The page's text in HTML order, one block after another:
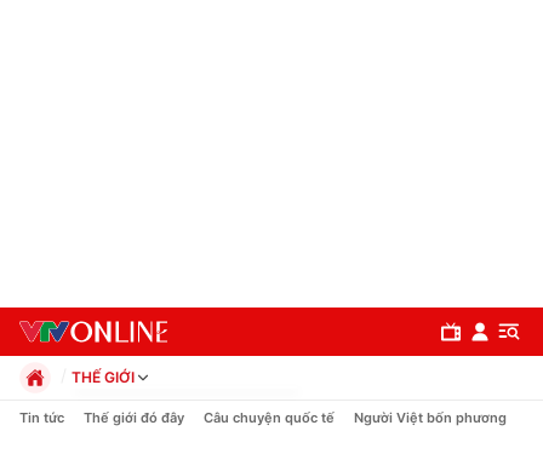
THẾ GIỚI
Chính trị
Tin tức Thế giới đó đây Câu chuyện quốc tế Người Việt bốn phương